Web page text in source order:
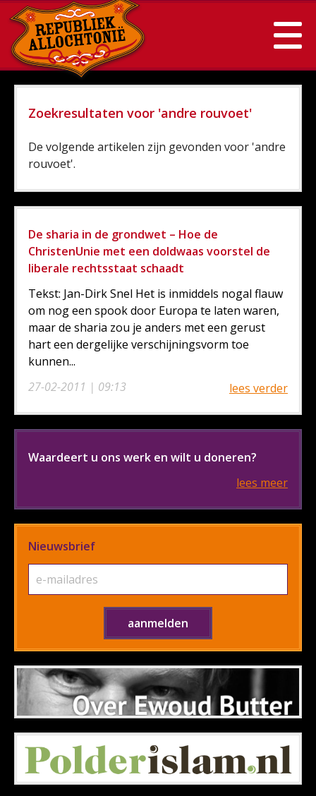
Zoekresultaten voor 'andre rouvoet'
De volgende artikelen zijn gevonden voor 'andre
rouvoet'.
De sharia in de grondwet – Hoe de
ChristenUnie met een doldwaas voorstel de
liberale rechtsstaat schaadt
27-02-2011 | 09:13
Tekst: Jan-Dirk Snel Het is inmiddels nogal flauw
om nog een spook door Europa te laten waren,
maar de sharia zou je anders met een gerust
hart een dergelijke verschijningsvorm toe
kunnen...
lees verder
Waardeert u ons werk en wilt u doneren?
lees meer
Nieuwsbrief